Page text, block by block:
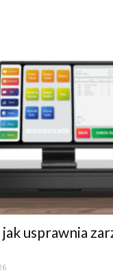
usprawnia